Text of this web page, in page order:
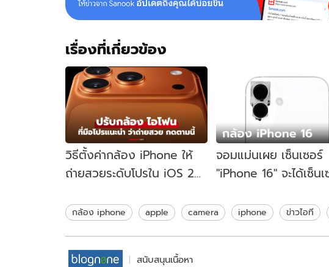
เรื่องที่เกี่ยวข้อง
วิธีตั้งค่ากล้อง iPhone ให้
ถ่ายสวยระดับโปรใน iOS 26
จอมแม่นเผย เซ็นเซอร์
"iPhone 16" จะได้เซ็น
กล้อง iphone apple camera iphone ข่าวไอที
สนับสนุนเนื้อหา